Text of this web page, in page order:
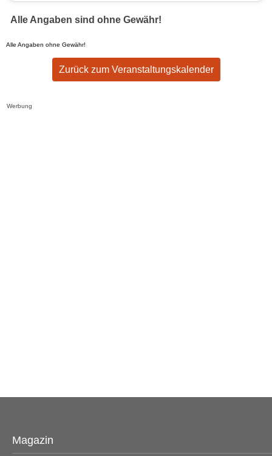
Alle Angaben sind ohne Gewähr!
Alle Angaben ohne Gewähr!
Zurück zum Veranstaltungskalender
Werbung
Magazin